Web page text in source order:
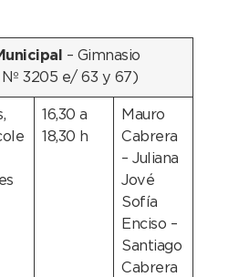
– Gimnasio
3205 e/ 63 y 67)
16,30 a
18,30 h
Mauro
Cabrera
– Juliana
Jové
Sofía
Enciso –
Santiago
Cabrera